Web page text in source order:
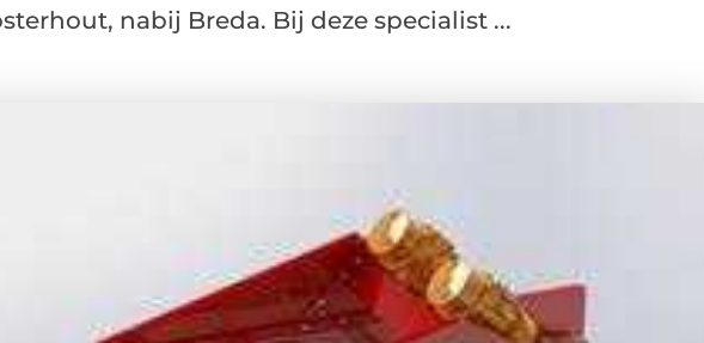
nabij Breda. Bij deze specialist ...